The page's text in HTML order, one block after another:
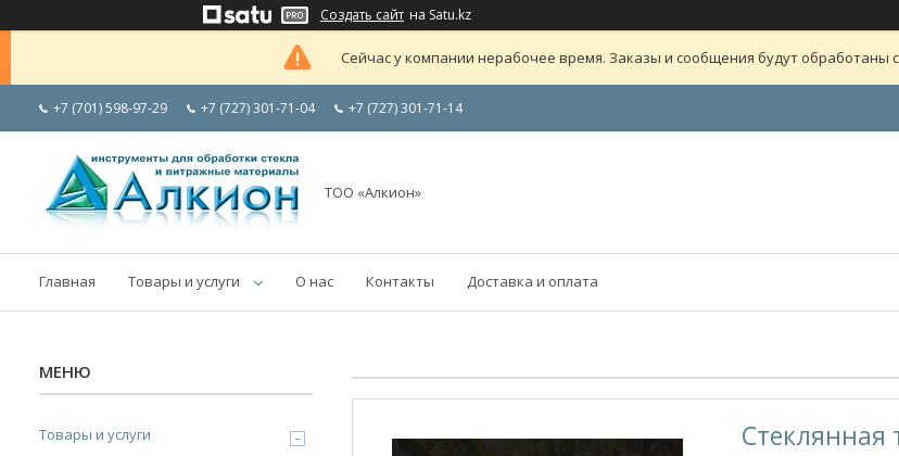
Создать сайт на Satu.kz
Сейчас у компании нерабочее время. Заказы и сообщения будут обработаны
+7 (701) 598-97-29 +7 (727) 301-71-04 +7 (727) 301-71-14
ТОО «Алкион»
Главная Товары и услуги О нас Контакты Доставка и оплата
Стеклянная
Товары и услуги